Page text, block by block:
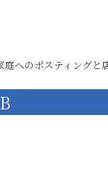
庭へのポスティングと